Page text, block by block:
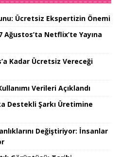
Ücretsiz Ekspertizin Önemi
Ağustos’ta Netflix’te Yayına
Kadar Ücretsiz Vereceği
Verileri Açıklandı
Destekli Şarkı Üretimine
Değiştiriyor: İnsanlar